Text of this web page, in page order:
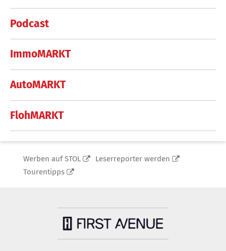
Podcast
ImmoMARKT
AutoMARKT
FlohMARKT
Werben auf STOL
Leserreporter werden
Tourentipps